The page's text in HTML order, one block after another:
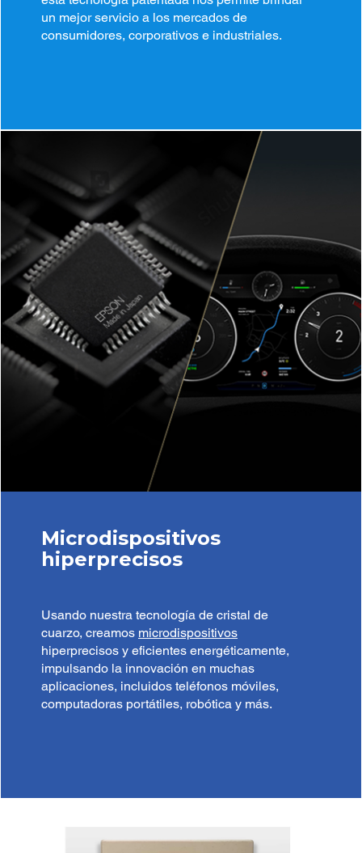
un mejor servicio a los mercados de
consumidores, corporativos e industriales.
Microdispositivos
hiperprecisos
Usando nuestra tecnología de cristal de
cuarzo, creamos microdispositivos
hiperprecisos y eficientes energéticamente,
impulsando la innovación en muchas
aplicaciones, incluidos teléfonos móviles,
computadoras portátiles, robótica y más.